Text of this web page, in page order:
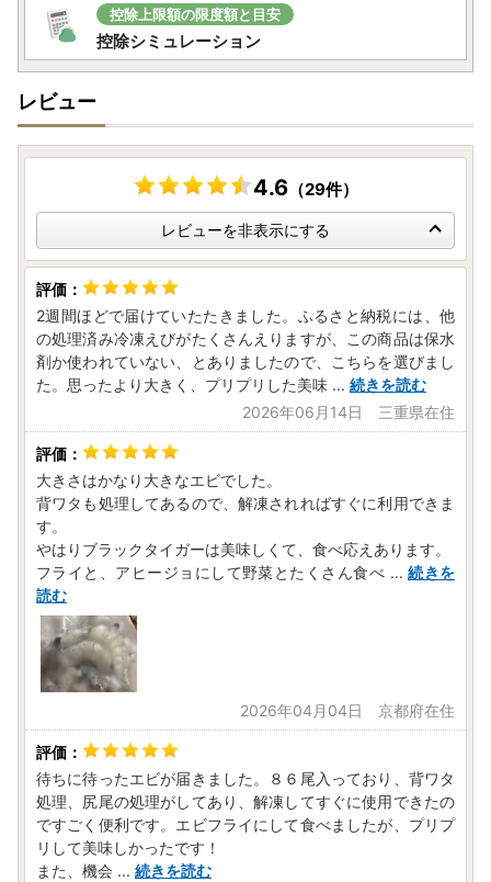
※注意事項※
・ワンストップ特例申請の期限（必着）はご寄附翌年の1月1
0日です。
のお手続きが必要です。
・オンライン申請が完了したら、申請書の送付は不要です。
【ワンストップ特例申請・申請書送付先】
ふるさと納税ワンストップ申請受付センター（株式会社サン
ニチ印刷 松阪市ふるさと納税受託会社）
Tel：050-1791-0234
Fax：055-241-1160
E-mail：matsusaka@sannichi-p.co.jp
※受付時間 9:00～17:00（土・日・祝・12月31日～1月4日
除く）
【寄附申込・返礼品に関すること】
松阪市地域ブランド課
TEL：0598-53-4129
FAX：0598-22-0931
E-mail：brand.div@city.matsusaka.mie.jp
※受付時間 9:00～16：30（土・日・祝・1月1日～1月3日
除く）
●ワンストップ特例申請送付先
令和8年寄附分
宛先：〒400-0058
山梨県甲府市宮原町608-1 株式会社サンニチ印刷気付
松阪市ふるさと納税ワンストップ特例申請受付窓口
※令和9年1月10日を過ぎますと確定申告をしていただく必要
がありますのでご注意ください。
令和9年寄附分
宛先：〒515-8515
三重県松阪市殿町1340番地1
松阪市役所 地域ブランド課
控除上限額の限度額と目安
控除シミュレーション
レビュー
4.6（29件）
レビューを非表示にする
2週間ほどで届けていたたきました。ふるさと納税には、他
の処理済み冷凍えびがたくさんえりますが、この商品は保水
剤か使われていない、とありましたので、こちらを選びまし
た。思ったより大きく、プリプリした美味 ... 続きを読む
2026年06月14日 三重県在住
大きさはかなり大きなエビでした。
背ワタも処理してあるので、解凍されればすぐに利用できま
す。
やはりブラックタイガーは美味しくて、食べ応えあります。
フライと、アヒージョにして野菜とたくさん食べ ... 続きを
読む
2026年04月04日 京都府在住
待ちに待ったエビが届きました。８６尾入っており、背ワタ
処理、尻尾の処理がしてあり、解凍してすぐに使用できたの
ですごく便利です。エビフライにして食べましたが、プリプ
リして美味しかったです！
また、機会 ... 続きを読む